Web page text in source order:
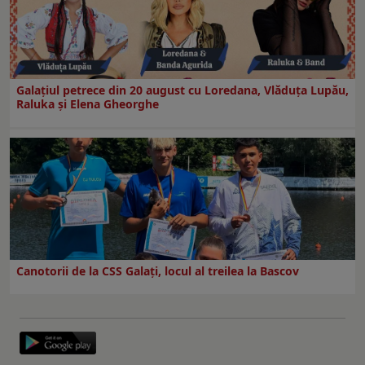
Galaţiul petrece din 20 august cu Loredana, Vlăduța Lupău,
Raluka și Elena Gheorghe
Canotorii de la CSS Galați, locul al treilea la Bascov